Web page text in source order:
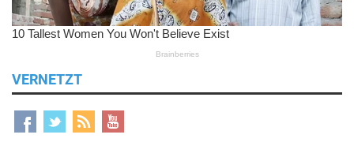
VERNETZT